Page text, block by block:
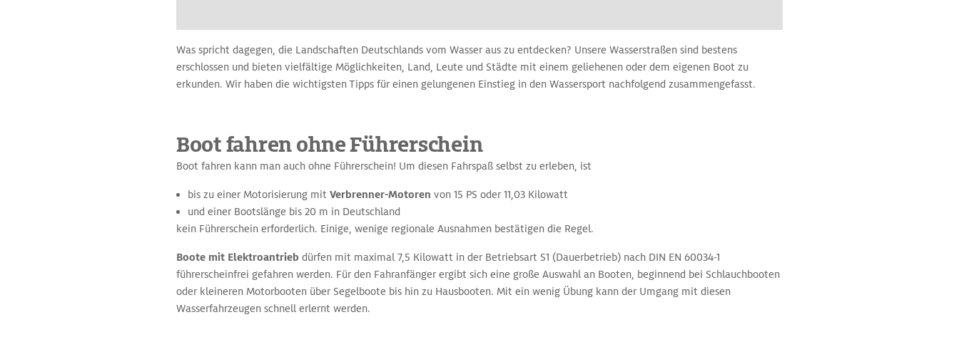
Was spricht dagegen, die Landschaften Deutschlands vom Wasser aus zu entdecken? Unsere Wasserstraßen sind bestens
erschlossen und bieten vielfältige Möglichkeiten, Land, Leute und Städte mit einem geliehenen oder dem eigenen Boot zu
erkunden. Wir haben die wichtigsten Tipps für einen gelungenen Einstieg in den Wassersport nachfolgend zusammengefasst.
Boot fahren ohne Führerschein
Boot fahren kann man auch ohne Führerschein! Um diesen Fahrspaß selbst zu erleben, ist
bis zu einer Motorisierung mit Verbrenner-Motoren von 15 PS oder 11,03 Kilowatt
und einer Bootslänge bis 20 m in Deutschland
kein Führerschein erforderlich. Einige, wenige regionale Ausnahmen bestätigen die Regel.
Boote mit Elektroantrieb dürfen mit maximal 7,5 Kilowatt in der Betriebsart S1 (Dauerbetrieb) nach DIN EN 60034-1
führerscheinfrei gefahren werden. Für den Fahranfänger ergibt sich eine große Auswahl an Booten, beginnend bei Schlauchbooten
oder kleineren Motorbooten über Segelboote bis hin zu Hausbooten. Mit ein wenig Übung kann der Umgang mit diesen
Wasserfahrzeugen schnell erlernt werden.